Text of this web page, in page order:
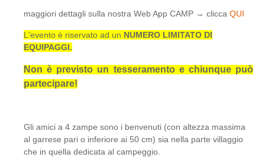
maggiori dettagli sulla nostra Web App CAMP → clicca QUI
L'evento è riservato ad un NUMERO LIMITATO DI
EQUIPAGGI.
Non è previsto un tesseramento e chiunque può
partecipare!
Gli amici a 4 zampe sono i benvenuti (con altezza massima
al garrese pari o inferiore ai 50 cm) sia nella parte villaggio
che in quella dedicata al campeggio.